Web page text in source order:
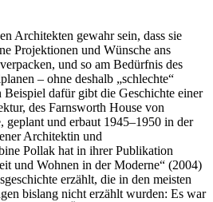
Architekten gewahr sein, dass sie
Projektionen und Wünsche ans
und so am Bedürfnis des
– ohne deshalb „schlechte“
dafür gibt die Geschichte einer
des Farnsworth House von
und erbaut 1945–1950 in der
Architektin und
Pollak hat in ihrer Publikation
und Wohnen in der Moderne“ (2004)
erzählt, die in den meisten
bislang nicht erzählt wurden: Es war